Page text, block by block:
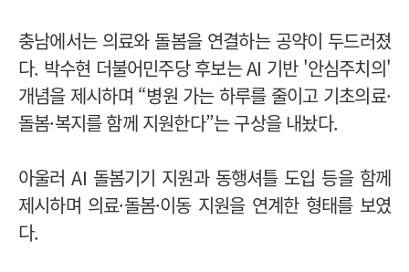
충남에서는 의료와 돌봄을 연결하는 공약이 두드러졌
다. 박수현 더불어민주당 후보는 AI 기반 '안심주치의'
개념을 제시하며 “병원 가는 하루를 줄이고 기초의료·
돌봄·복지를 함께 지원한다”는 구상을 내놨다.
아울러 AI 돌봄기기 지원과 동행셔틀 도입 등을 함께
제시하며 의료·돌봄·이동 지원을 연계한 형태를 보였
다.